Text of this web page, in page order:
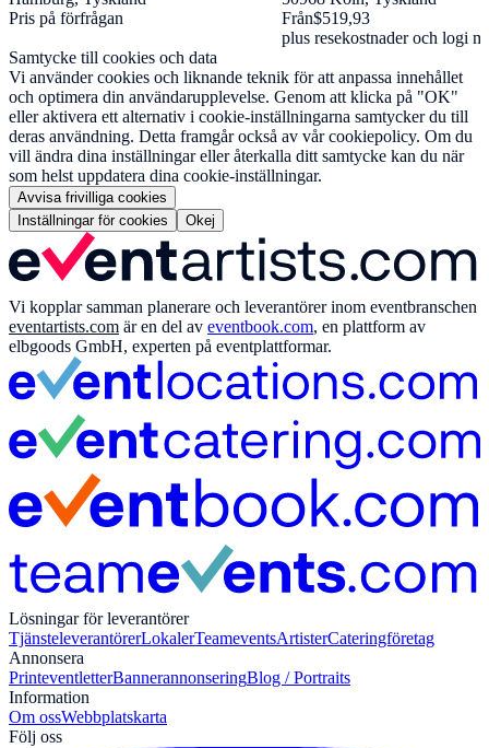
Pris på förfrågan
Från$519,93
plus resekostnader och logi
Samtycke till cookies och data
Vi använder cookies och liknande teknik för att anpassa innehållet
och optimera din användarupplevelse. Genom att klicka på "OK"
eller aktivera ett alternativ i cookie-inställningarna samtycker du till
deras användning. Detta framgår också av vår cookiepolicy. Om du
vill ändra dina inställningar eller återkalla ditt samtycke kan du när
som helst uppdatera dina cookie-inställningar.
Avvisa frivilliga cookies
Inställningar för cookies
Okej
Vi kopplar samman planerare och leverantörer inom eventbranschen
eventartists.com är en del av eventbook.com, en plattform av
elbgoods GmbH, experten på eventplattformar.
Lösningar för leverantörer
TjänsteleverantörerLokalerTeameventsArtisterCateringföretag
Annonsera
PrinteventletterBannerannonseringBlog / Portraits
Information
Om ossWebbplatskarta
Följ oss